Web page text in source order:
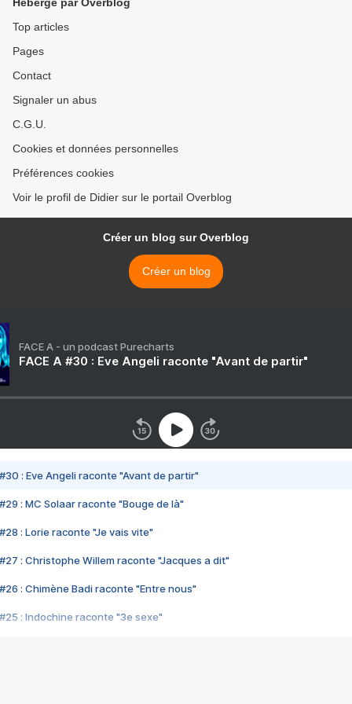
Top articles
Pages
Contact
Signaler un abus
C.G.U.
Cookies et données personnelles
Préférences cookies
Voir le profil de Didier sur le portail Overblog
Créer un blog sur Overblog
Créer un blog
FACE A - un podcast Purecharts
FACE A #30 : Eve Angeli raconte "Avant de partir"
#30 : Eve Angeli raconte "Avant de partir"
#29 : MC Solaar raconte "Bouge de là"
#28 : Lorie raconte "Je vais vite"
#27 : Christophe Willem raconte "Jacques a dit"
#26 : Chimène Badi raconte "Entre nous"
#25 : Indochine raconte "3e sexe"